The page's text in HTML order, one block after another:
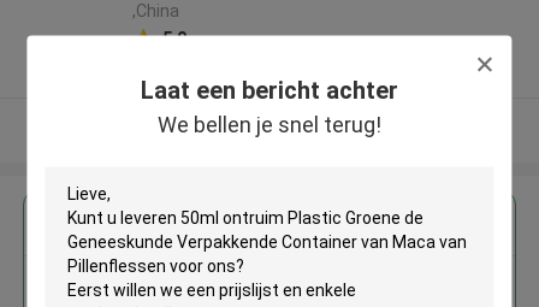
Laat een bericht achter
We bellen je snel terug!
,China
5.0
Bekijk meer
Krijg de beste prijs voor
50ml ontruim Plastic Groene de